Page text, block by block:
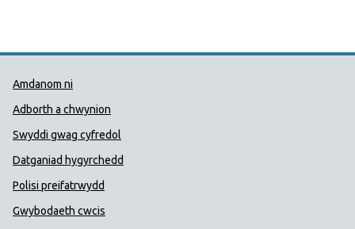
Dolenni Cymorth Iechyd
Amdanom ni
Adborth a chwynion
Swyddi gwag cyfredol
Datganiad hygyrchedd
Polisi preifatrwydd
Gwybodaeth cwcis